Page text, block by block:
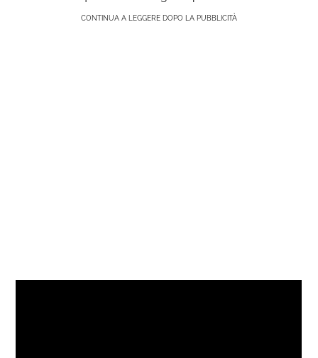
CONTINUA A LEGGERE DOPO LA PUBBLICITÀ